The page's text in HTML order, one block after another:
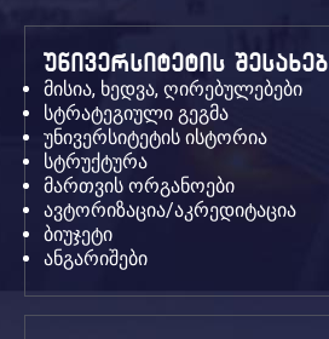
უნივერსიტეტის შესახებ
მისია, ხედვა, ღირებულებები
სტრატეგიული გეგმა
უნივერსიტეტის ისტორია
სტრუქტურა
მართვის ორგანოები
ავტორიზაცია/აკრედიტაცია
ბიუჯეტი
ანგარიშები